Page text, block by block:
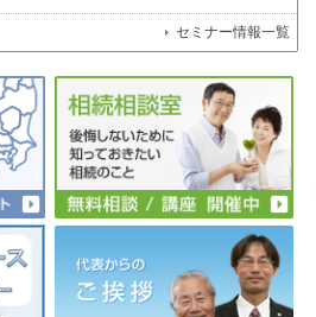
セミナー情報一覧